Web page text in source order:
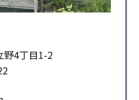
野4丁目1-2